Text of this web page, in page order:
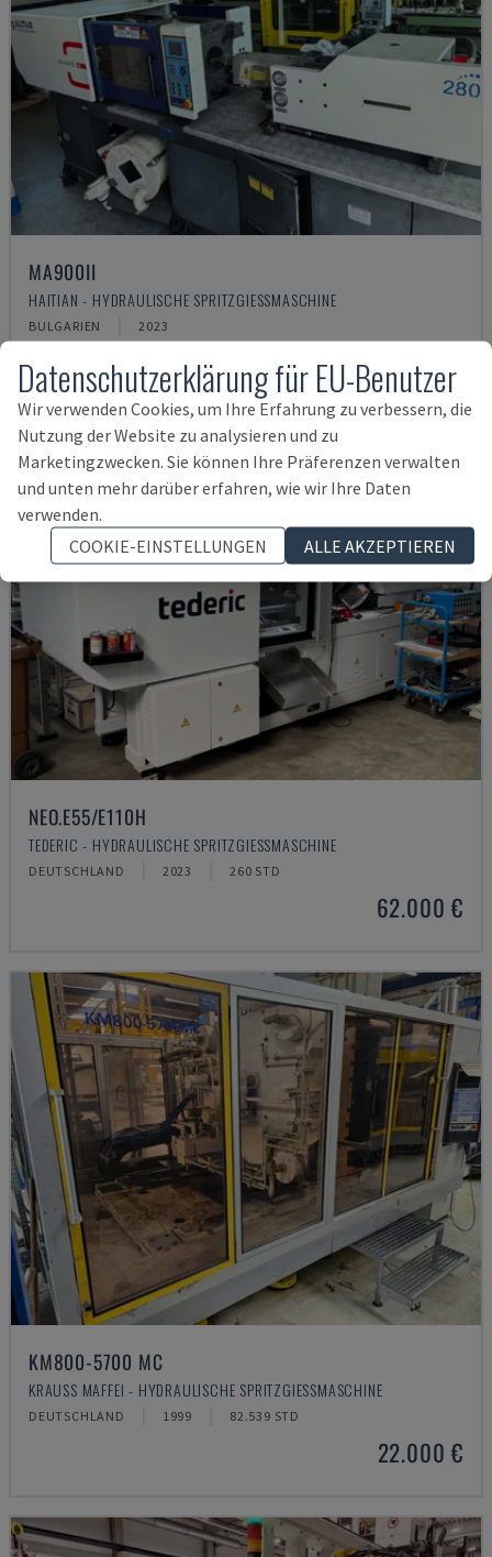
MA900ІІ
HAITIAN - HYDRAULISCHE SPRITZGIESSMASCHINE
BULGARIEN 2023
19.000 €
NEO.E55/E110H
TEDERIC - HYDRAULISCHE SPRITZGIESSMASCHINE
DEUTSCHLAND 2023 260 STD
62.000 €
KM800-5700 MC
KRAUSS MAFFEI - HYDRAULISCHE SPRITZGIESSMASCHINE
DEUTSCHLAND 1999 82.539 STD
22.000 €
Datenschutzerklärung für EU-Benutzer
Wir verwenden Cookies, um Ihre Erfahrung zu verbessern, die
Nutzung der Website zu analysieren und zu
Marketingzwecken. Sie können Ihre Präferenzen verwalten
und unten mehr darüber erfahren, wie wir Ihre Daten
verwenden.
COOKIE-EINSTELLUNGEN
ALLE AKZEPTIEREN